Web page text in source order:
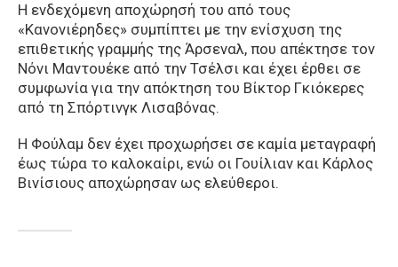
Η ενδεχόμενη αποχώρησή του από τους
«Κανονιέρηδες» συμπίπτει με την ενίσχυση της
επιθετικής γραμμής της Άρσεναλ, που απέκτησε τον
Νόνι Μαντουέκε από την Τσέλσι και έχει έρθει σε
συμφωνία για την απόκτηση του Βίκτορ Γκιόκερες
από τη Σπόρτινγκ Λισαβόνας.
Η Φούλαμ δεν έχει προχωρήσει σε καμία μεταγραφή
έως τώρα το καλοκαίρι, ενώ οι Γουίλιαν και Κάρλος
Βινίσιους αποχώρησαν ως ελεύθεροι.